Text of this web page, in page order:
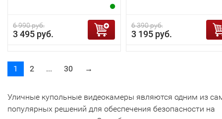
6 990 руб.
3 495 руб.
6 390 руб.
3 195 руб.
1 2 ... 30 →
Уличные купольные видеокамеры являются одним из
популярных решений для обеспечения безопасности на